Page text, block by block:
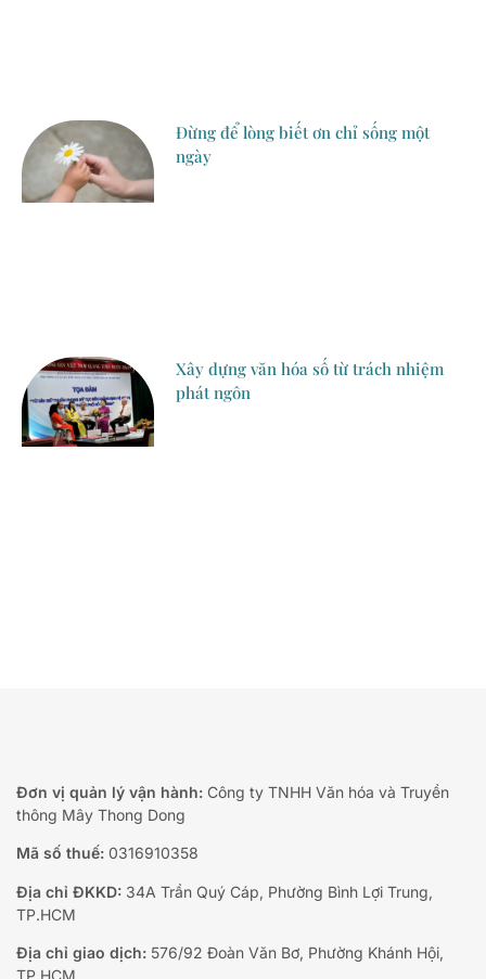
Đừng để lòng biết ơn chỉ sống một
ngày
Xây dựng văn hóa số từ trách nhiệm
phát ngôn
Đơn vị quản lý vận hành: Công ty TNHH Văn hóa và Truyền
thông Mây Thong Dong
Mã số thuế: 0316910358
Địa chỉ ĐKKD: 34A Trần Quý Cáp, Phường Bình Lợi Trung,
TP.HCM
Địa chỉ giao dịch: 576/92 Đoàn Văn Bơ, Phường Khánh Hội,
TP.HCM